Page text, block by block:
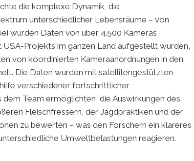
die komplexe Dynamik, die
unterschiedlicher Lebensräume – von
wurden Daten von über 4.500 Kameras
Projekts im ganzen Land aufgestellt wurden,
von koordinierten Kameraanordnungen in den
Die Daten wurden mit satellitengestützten
verschiedener fortschrittlicher
Team ermöglichten, die Auswirkungen des
Fleischfressern, der Jagdpraktiken und der
zu bewerten – was den Forschern ein klareres
Umweltbelastungen reagieren.